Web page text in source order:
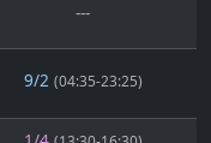
---
9/2 (04:35-23:25)